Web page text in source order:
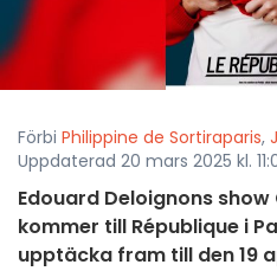
Förbi Philippine de Sortiraparis,
Uppdaterad 20 mars 2025 kl.
Edouard Deloignons
kommer till République i
upptäcka fram till den 19